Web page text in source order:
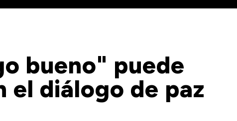
bueno" puede
el diálogo de paz